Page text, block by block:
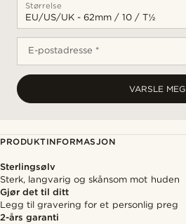
Størrelse
E-postadresse *
VARSLE MEG
PRODUKTINFORMASJON
Sterlingsølv
Sterk, langvarig og skånsom mot huden
Gjør det til ditt
Legg til gravering for et personlig preg
2-års garanti